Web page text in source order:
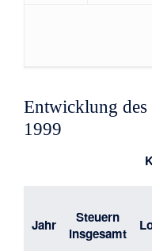
Entwicklung des
1999
Jahr
Steuern
insgesamt